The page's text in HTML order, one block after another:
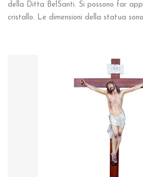
della Ditta BelSanti. Si possono far
cristallo. Le dimensioni della statua